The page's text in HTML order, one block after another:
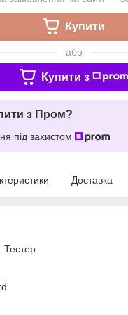
Купити
або
Купити з
з Пром?
під захистом
Доставка
Тестер